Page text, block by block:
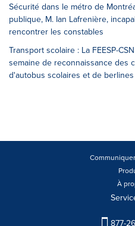
Sécurité dans le métro de
publique, M. Ian Lafrenière,
rencontrer les constables
Transport scolaire : La FEESP-
semaine de reconnaissance des
d'autobus scolaires et de berlines
À
877-